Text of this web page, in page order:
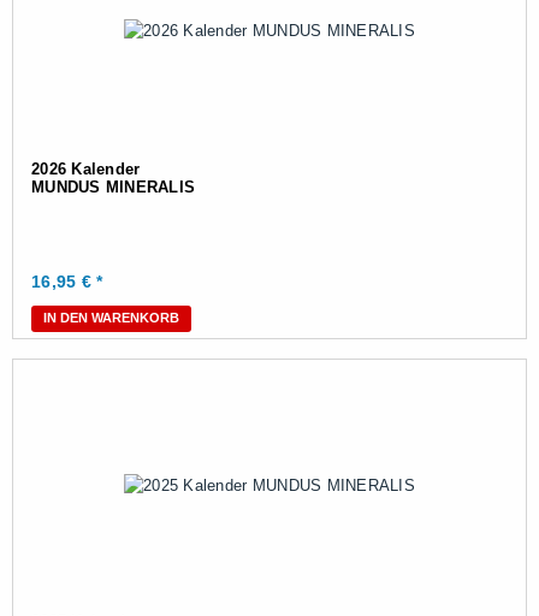
2026 Kalender
MUNDUS MINERALIS
16,95 € *
IN DEN WARENKORB